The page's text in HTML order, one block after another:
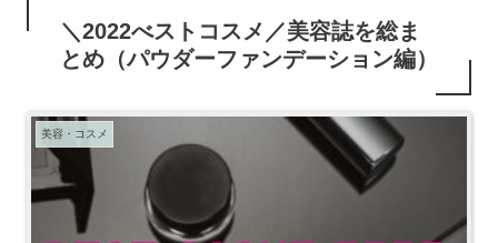
＼2022べストコスメ／美容誌を総ま
とめ（パウダーファンデーション編）
美容・コスメ